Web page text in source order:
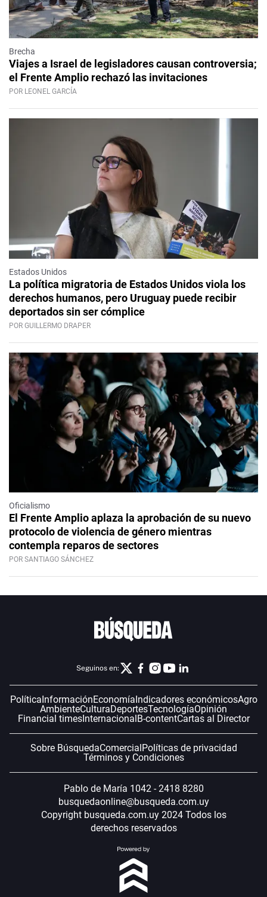
Brecha
Viajes a Israel de legisladores causan controversia;
el Frente Amplio rechazó las invitaciones
POR LEONEL GARCÍA
Estados Unidos
La política migratoria de Estados Unidos viola los
derechos humanos, pero Uruguay puede recibir
deportados sin ser cómplice
POR GUILLERMO DRAPER
Oficialismo
El Frente Amplio aplaza la aprobación de su nuevo
protocolo de violencia de género mientras
contempla reparos de sectores
POR SANTIAGO SÁNCHEZ
Seguinos en:
Política InformaciónEconomía Indicadores económicosAgro
AmbienteCulturaDeportesTecnologíaOpinión
Financial timesInternacional B-contentCartas al Director
Sobre BúsquedaComercial Políticas de privacidad
Términos y Condiciones
Pablo de María 1042 - 2418 8280
busquedaonline@busqueda.com.uy
Copyright busqueda.com.uy 2024 Todos los
derechos reservados